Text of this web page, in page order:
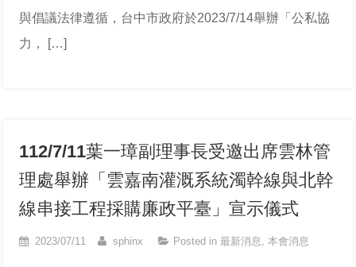
與倡議法律遵循，台中市政府於2023/7/14舉辦「公私協
力， […]
112/7/11葉一璋副理事長受邀出席雲林管
理處舉辦「雲嘉南灌溉系統濁幹線與北幹
線串接工程採購廉政平臺」宣示儀式
2023/07/11 sphinx Posted in最新消息,本會消息